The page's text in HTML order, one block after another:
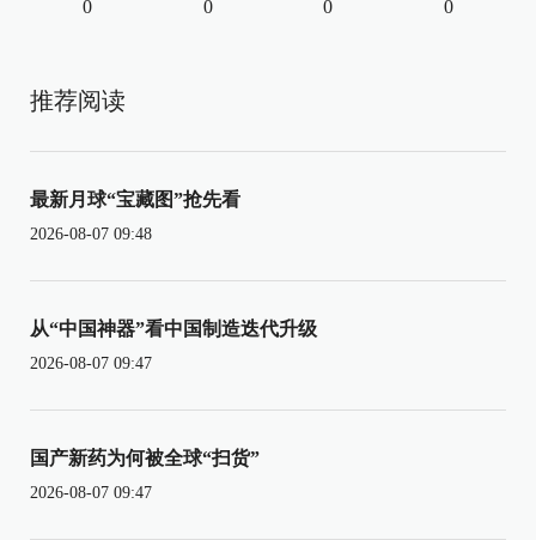
0 0 0 0
推荐阅读
最新月球“宝藏图”抢先看
2026-08-07 09:48
从“中国神器”看中国制造迭代升级
2026-08-07 09:47
国产新药为何被全球“扫货”
2026-08-07 09:47